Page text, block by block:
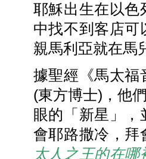
耶穌出生在以色
中找不到客店可
親馬利亞就在馬
據聖經《馬太福
(東方博士)，他
眼的「新星」
會耶路撒冷，拜
太人之王的在